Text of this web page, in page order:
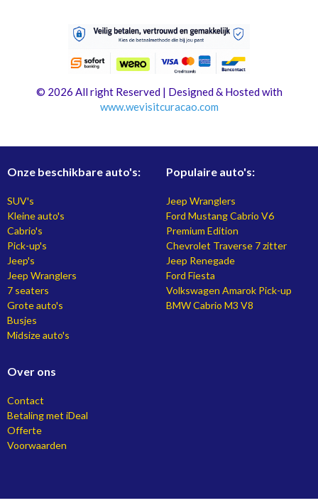
© 2026 All right Reserved | Designed & Hosted with
www.wevisitcuracao.com
Onze beschikbare auto's:
SUV's
Kleine auto's
Cabrio's
Pick-up's
Jeep's
Jeep Wranglers
7 seaters
Grote auto's
Busjes
Midsize auto's
Populaire auto's:
Jeep Wranglers
Ford Mustang Cabrio V6
Premium Edition
Chevrolet Traverse 7 zitter
Jeep Renegade
Ford Fiesta
Volkswagen Amarok Pick-up
BMW Cabrio M3 V8
Over ons
Contact
Betaling met iDeal
Offerte
Voorwaarden